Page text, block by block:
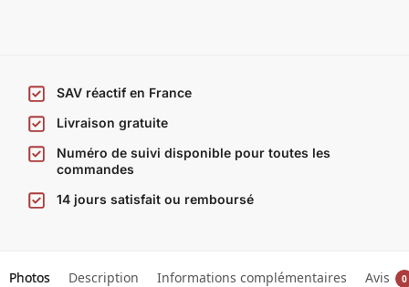
SAV réactif en France
Livraison gratuite
Numéro de suivi disponible pour toutes les
commandes
14 jours satisfait ou remboursé
Photos Description Informations complémentaires Avis 0